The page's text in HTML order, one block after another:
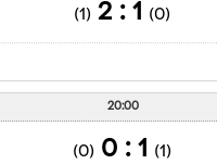
(0)
1 : 2
(1)
20:00
(1)
1 : 0
(0)